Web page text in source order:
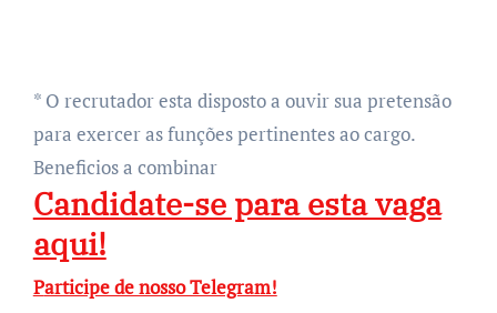
* O recrutador esta disposto a ouvir sua pretensão
para exercer as funções pertinentes ao cargo.
Beneficios a combinar
Candidate-se para esta vaga
aqui!
Participe de nosso Telegram!